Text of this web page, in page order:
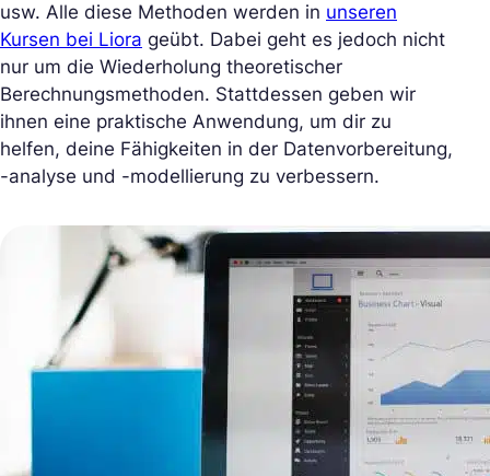
usw. Alle diese Methoden werden in unseren
Kursen bei Liora geübt. Dabei geht es jedoch nicht
nur um die Wiederholung theoretischer
Berechnungsmethoden. Stattdessen geben wir
ihnen eine praktische Anwendung, um dir zu
helfen, deine Fähigkeiten in der Datenvorbereitung,
-analyse und -modellierung zu verbessern.